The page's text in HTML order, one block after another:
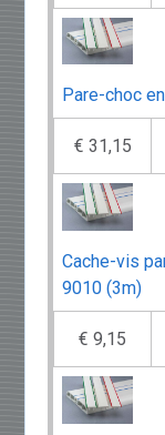
Pare-choc
€ 31,15
Cache-vis
9010 (3m)
€ 9,15